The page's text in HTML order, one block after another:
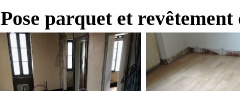
Pose parquet et revêtement
Application huile sur parquet neuf